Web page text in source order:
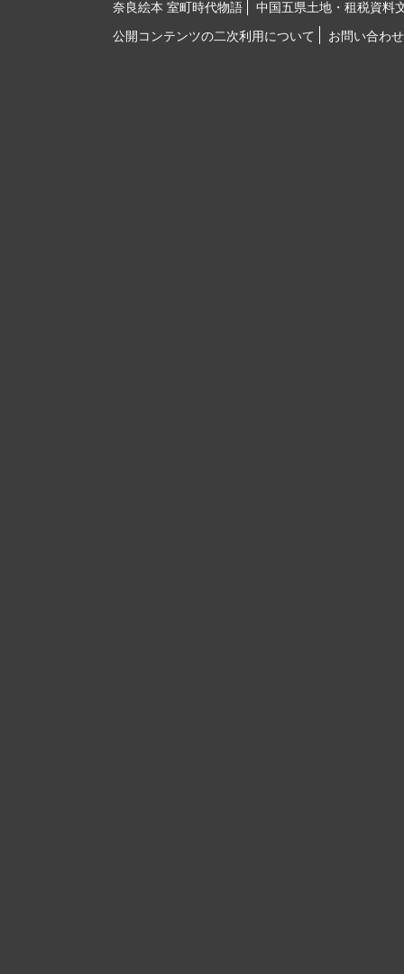
奈良絵本 室町時代物語
中国五県土地・租税資料
公開コンテンツの二次利用について
お問い合わせ